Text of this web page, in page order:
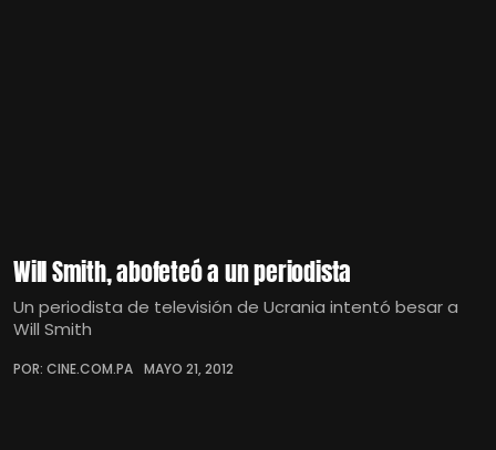
Will Smith, abofeteó a un periodista
Un periodista de televisión de Ucrania intentó besar a
Will Smith
POR: CINE.COM.PA MAYO 21, 2012